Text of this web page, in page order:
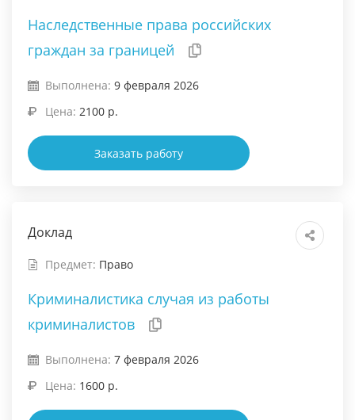
Наследственные права российских
граждан за границей
Выполнена: 9 февраля 2026
Цена: 2100 р.
Заказать работу
Доклад
Предмет: Право
Криминалистика случая из работы
криминалистов
Выполнена: 7 февраля 2026
Цена: 1600 р.